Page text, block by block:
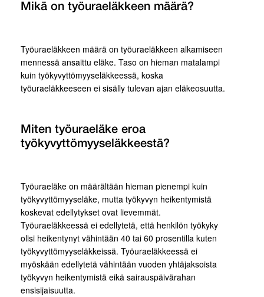
Mikä on työuraeläkkeen määrä?
Työuraeläkkeen määrä on työuraeläkkeen alkamiseen
mennessä ansaittu eläke. Taso on hieman matalampi
kuin työkyvyttömyyseläkkeessä, koska
työuraeläkkeeseen ei sisälly tulevan ajan eläkeosuutta.
Miten työuraeläke eroa
työkyvyttömyyseläkkeestä?
Työuraeläke on määrältään hieman pienempi kuin
työkyvyttömyyseläke, mutta työkyvyn heikentymistä
koskevat edellytykset ovat lievemmät.
Työuraeläkkeessä ei edellytetä, että henkilön työkyky
olisi heikentynyt vähintään 40 tai 60 prosentilla kuten
työkyvyttömyyseläkkeissä. Työuraeläkkeessä ei
myöskään edellytetä vähintään vuoden yhtäjaksoista
työkyvyn heikentymistä eikä sairauspäivärahan
ensisijaisuutta.